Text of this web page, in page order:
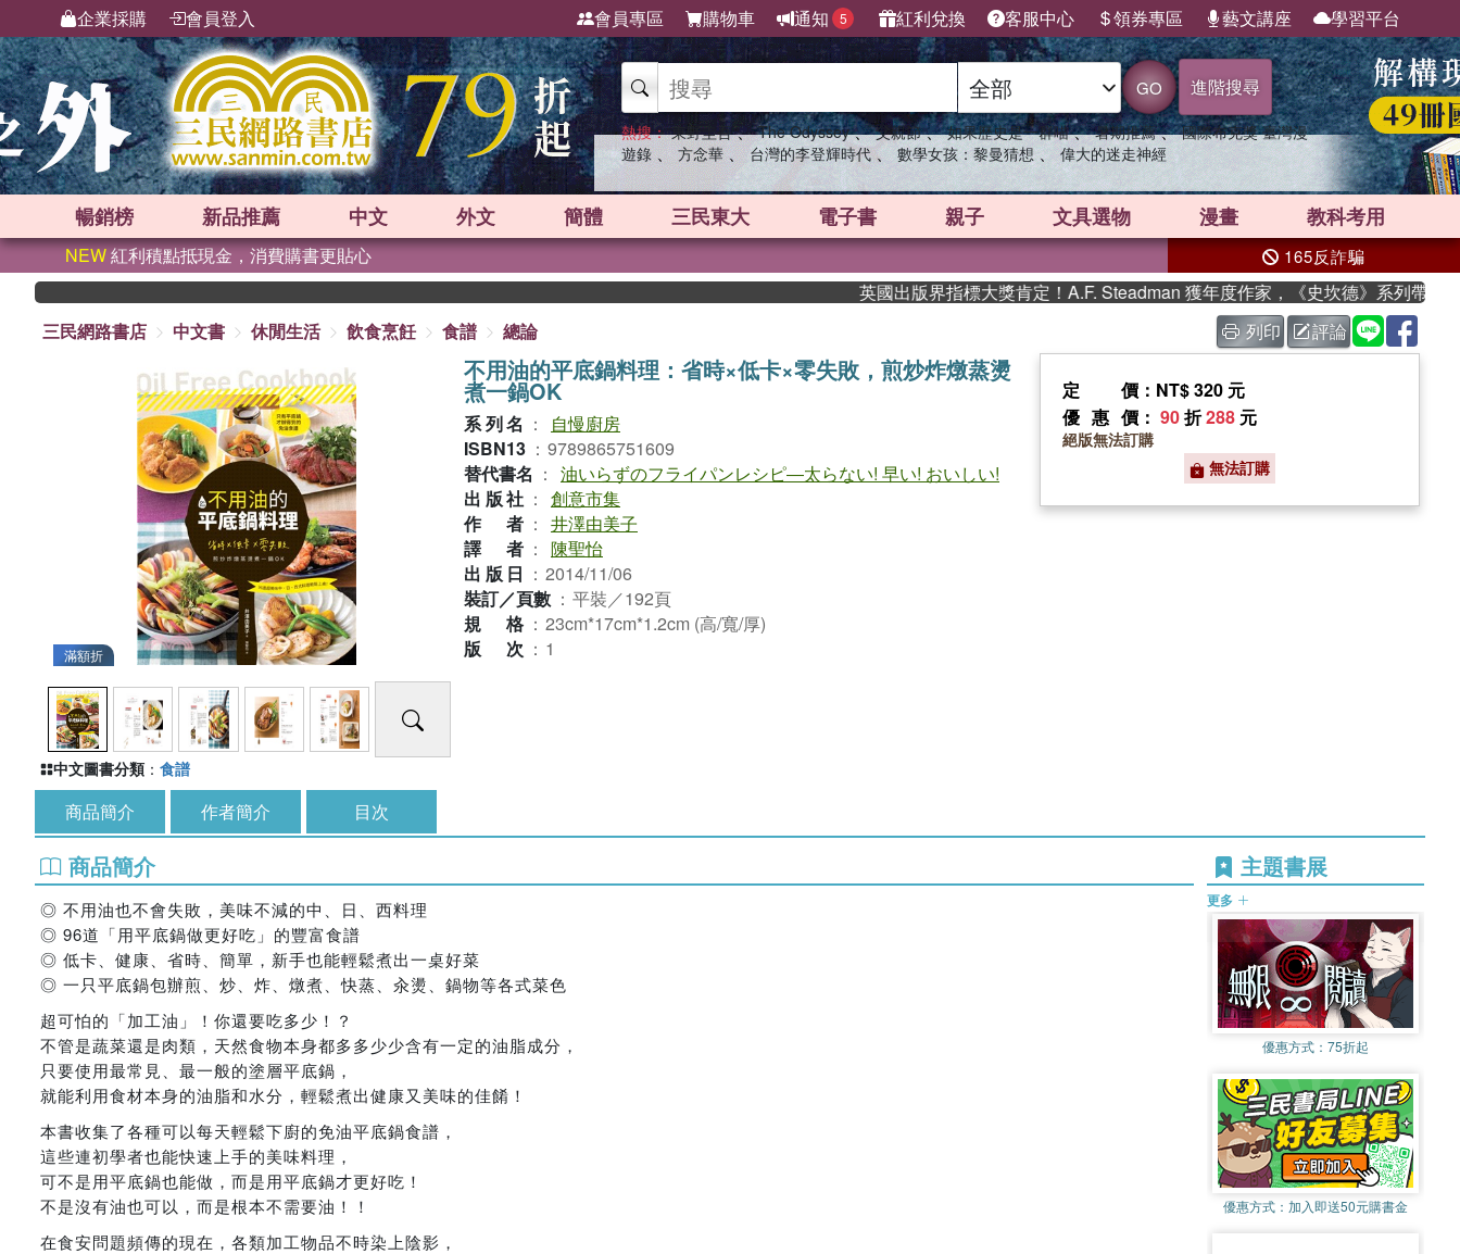
企業採購 會員登入 會員專區 購物車 通知 5 紅利兌換 客服中心 領券專區 藝文講座 學習平台
GO 進階搜尋
熱搜： 東野圭吾 、 The Odyssey 、 父親節 、 如果歷史是一群喵 、 暑期推薦 、 國際布克獎 臺灣漫
遊錄 、 方念華 、 台灣的李登輝時代 、 數學女孩：黎曼猜想 、 偉大的迷走神經
暢銷榜 新品推薦 中文 外文 簡體 三民東大 電子書 親子 文具選物 漫畫 教科考用
NEW紅利積點抵現金，消費購書更貼心 165反詐騙
英國出版界指標大獎肯定！A.F. Steadman 獲年度作家，《史坎德》系列帶你踏上熱血奇
三民網路書店
中文書 休閒生活 飲食烹飪 食譜 總論 列印 評論
滿額折
不用油的平底鍋料理：省時×低卡×零失敗，煎炒炸燉蒸燙
煮一鍋OK
系列名 ：
自慢廚房
ISBN13 ： 9789865751609
替代書名 ： 油いらずのフライパンレシピ―太らない! 早い! おいしい!
出版社 ： 創意市集
作者 ： 井澤由美子
譯者 ： 陳聖怡
出版日 ： 2014/11/06
裝訂／頁數 ： 平裝／192頁
規格 ： 23cm*17cm*1.2cm (高/寬/厚)
版次 ： 1
定價 ：NT$ 320 元
優惠價 ： 90折288 元
絕版無法訂購
無法訂購
中文圖書分類 ： 食譜
商品簡介 作者簡介 目次
商品簡介
◎ 不用油也不會失敗，美味不減的中、日、西料理
◎ 96道「用平底鍋做更好吃」的豐富食譜
◎ 低卡、健康、省時、簡單，新手也能輕鬆煮出一桌好菜
◎ 一只平底鍋包辦煎、炒、炸、燉煮、快蒸、汆燙、鍋物等各式菜色
超可怕的「加工油」！你還要吃多少！？
不管是蔬菜還是肉類，天然食物本身都多多少少含有一定的油脂成分，
只要使用最常見、最一般的塗層平底鍋，
就能利用食材本身的油脂和水分，輕鬆煮出健康又美味的佳餚！
本書收集了各種可以每天輕鬆下廚的免油平底鍋食譜，
這些連初學者也能快速上手的美味料理，
可不是用平底鍋也能做，而是用平底鍋才更好吃！
不是沒有油也可以，而是根本不需要油！！
在食安問題頻傳的現在，各類加工物品不時染上陰影，
主題書展
更多
優惠方式： 75折起
優惠方式： 加入即送50元購書金